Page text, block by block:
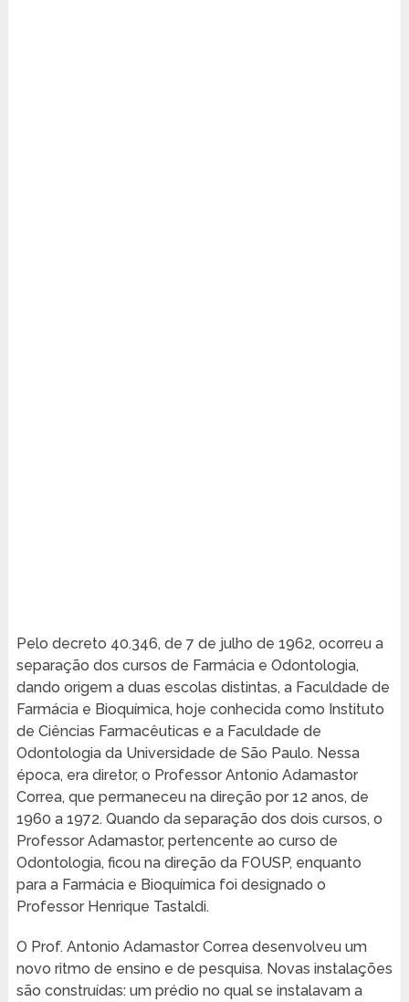
Pelo decreto 40.346, de 7 de julho de 1962, ocorreu a
separação dos cursos de Farmácia e Odontologia,
dando origem a duas escolas distintas, a Faculdade de
Farmácia e Bioquímica, hoje conhecida como Instituto
de Ciências Farmacêuticas e a Faculdade de
Odontologia da Universidade de São Paulo. Nessa
época, era diretor, o Professor Antonio Adamastor
Correa, que permaneceu na direção por 12 anos, de
1960 a 1972. Quando da separação dos dois cursos, o
Professor Adamastor, pertencente ao curso de
Odontologia, ficou na direção da FOUSP, enquanto
para a Farmácia e Bioquímica foi designado o
Professor Henrique Tastaldi.
O Prof. Antonio Adamastor Correa desenvolveu um
novo ritmo de ensino e de pesquisa. Novas instalações
são construídas: um prédio no qual se instalavam a